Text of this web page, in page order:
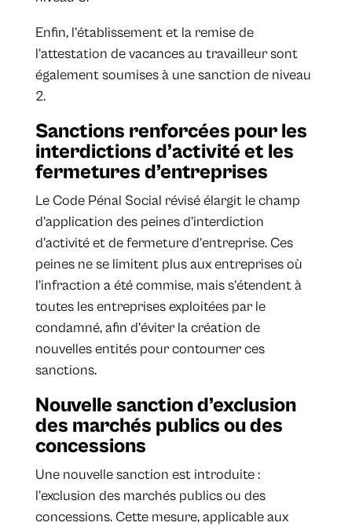
Enfin, l’établissement et la remise de
l’attestation de vacances au travailleur sont
également soumises à une sanction de niveau
2.
Sanctions renforcées pour les
interdictions d’activité et les
fermetures d’entreprises
Le Code Pénal Social révisé élargit le champ
d’application des peines d’interdiction
d’activité et de fermeture d’entreprise. Ces
peines ne se limitent plus aux entreprises où
l’infraction a été commise, mais s’étendent à
toutes les entreprises exploitées par le
condamné, afin d’éviter la création de
nouvelles entités pour contourner ces
sanctions.
Nouvelle sanction d’exclusion
des marchés publics ou des
concessions
Une nouvelle sanction est introduite :
l’exclusion des marchés publics ou des
concessions. Cette mesure, applicable aux